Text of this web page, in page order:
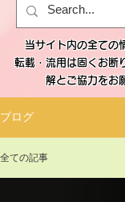
当サイト内の全ての
転載・流用は固くお断
解とご協力をお
ブログ
全ての記事